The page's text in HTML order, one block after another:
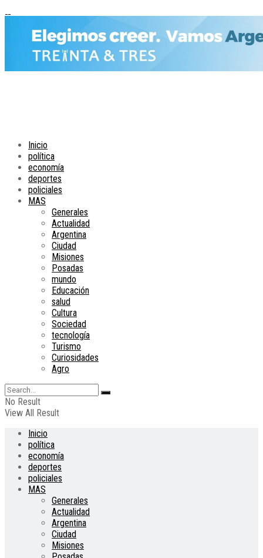
Inicio
política
economía
deportes
policiales
MAS
Generales
Actualidad
Argentina
Ciudad
Misiones
Posadas
mundo
Educación
salud
Cultura
Sociedad
tecnología
Turismo
Curiosidades
Agro
No Result
View All Result
Inicio
política
economía
deportes
policiales
MAS
Generales
Actualidad
Argentina
Ciudad
Misiones